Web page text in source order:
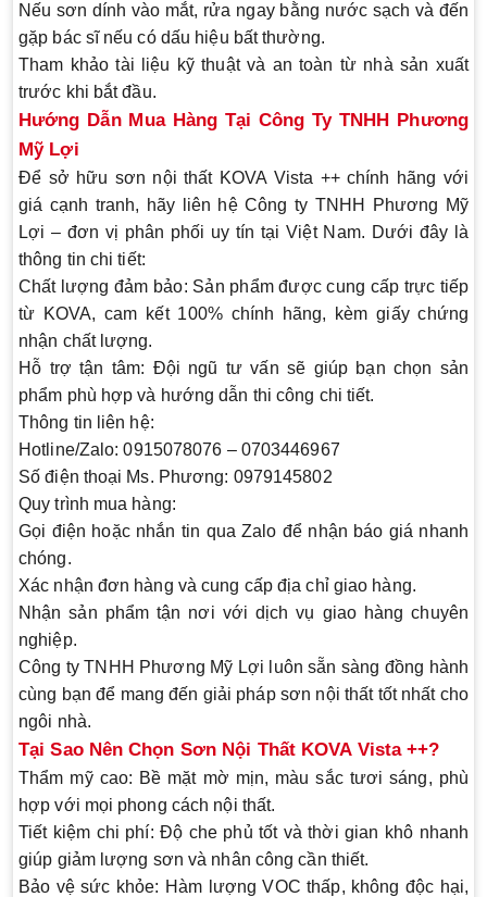
Nếu sơn dính vào mắt, rửa ngay bằng nước sạch và đến
gặp bác sĩ nếu có dấu hiệu bất thường.
Tham khảo tài liệu kỹ thuật và an toàn từ nhà sản xuất
trước khi bắt đầu.
Hướng Dẫn Mua Hàng Tại Công Ty TNHH Phương
Mỹ Lợi
Để sở hữu sơn nội thất KOVA Vista ++ chính hãng với
giá cạnh tranh, hãy liên hệ Công ty TNHH Phương Mỹ
Lợi – đơn vị phân phối uy tín tại Việt Nam. Dưới đây là
thông tin chi tiết:
Chất lượng đảm bảo: Sản phẩm được cung cấp trực tiếp
từ KOVA, cam kết 100% chính hãng, kèm giấy chứng
nhận chất lượng.
Hỗ trợ tận tâm: Đội ngũ tư vấn sẽ giúp bạn chọn sản
phẩm phù hợp và hướng dẫn thi công chi tiết.
Thông tin liên hệ:
Hotline/Zalo: 0915078076 – 0703446967
Số điện thoại Ms. Phương: 0979145802
Quy trình mua hàng:
Gọi điện hoặc nhắn tin qua Zalo để nhận báo giá nhanh
chóng.
Xác nhận đơn hàng và cung cấp địa chỉ giao hàng.
Nhận sản phẩm tận nơi với dịch vụ giao hàng chuyên
nghiệp.
Công ty TNHH Phương Mỹ Lợi luôn sẵn sàng đồng hành
cùng bạn để mang đến giải pháp sơn nội thất tốt nhất cho
ngôi nhà.
Tại Sao Nên Chọn Sơn Nội Thất KOVA Vista ++?
Thẩm mỹ cao: Bề mặt mờ mịn, màu sắc tươi sáng, phù
hợp với mọi phong cách nội thất.
Tiết kiệm chi phí: Độ che phủ tốt và thời gian khô nhanh
giúp giảm lượng sơn và nhân công cần thiết.
Bảo vệ sức khỏe: Hàm lượng VOC thấp, không độc hại,